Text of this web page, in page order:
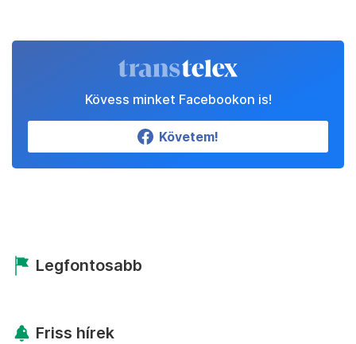
Kövess minket Facebookon is!
Követem!
Legfontosabb
Friss hírek